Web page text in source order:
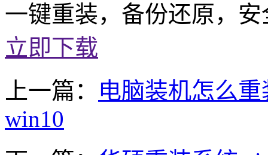
一键重装，备份还原，
立即下载
上一篇：
电脑装机怎么
win10